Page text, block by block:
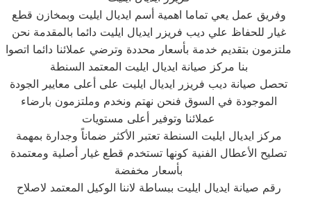
وفريق عمل يعي تماما اهمية أسم ايديال ايليت وبمخازن قطع
غيار للحفاظ علي ديب فريزر ايديال ايليت دائما بالمقدمة نحن
ملتزمون بتقديم خدمة بأسعار محددة وترضي عملائنا دائما اتصوا
بنا مركز صيانة ايديال ايليت المعتمد السنطة
تحصل صيانة ديب فريزر ايديال ايليت على أعلى معايير الجودة
الموجودة في السوق فنحن نهتم ونخدم وملتزمون بارضاء
عملائنا وتوفير أعلى مستويات
مركز ايديال ايليت السنطة تعتبر الأكثر ضماناً وجدارة بمهمة
تصليح الأعطال الفنية كونها تستخدم قطع غيار أصلية ومعتمدة
بأسعار مخفضة
رقم صيانة ايديال ايليت ببساطة لاننا الوكيل المعتمد لاصلاح